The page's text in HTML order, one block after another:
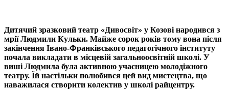
Дитячий зразковий театр «Дивосвіт» у Козові народився з
мрії Людмили Кульки. Майже сорок років тому вона після
закінчення Івано-Франківського педагогічного інституту
почала викладати в місцевій загальноосвітній школі. У
виші Людмила була активною учасницею молодіжного
театру. Їй настільки полюбився цей вид мистецтва, що
наважилася створити колектив у школі райцентру.